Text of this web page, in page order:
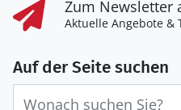
Zum Newsletter
Aktuelle Angebote &
Auf der Seite suchen